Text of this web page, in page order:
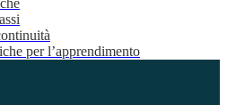
per l’apprendimento